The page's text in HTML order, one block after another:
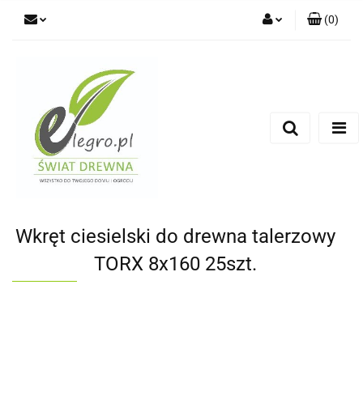
(0)
Wkręt ciesielski do drewna talerzowy
TORX 8x160 25szt.